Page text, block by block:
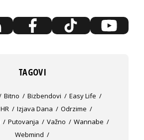
TAGOVI
Bitno Bizbendovi
Easy Life
HR Izjava Dana
Odrzime
Putovanja Važno
Wannabe
Webmind